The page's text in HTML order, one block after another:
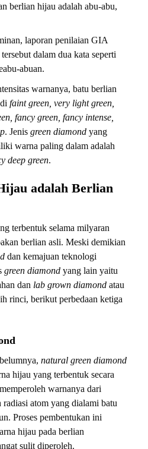
berlian hijau adalah abu-abu,
laporan penilaian GIA
dalam dua kata seperti
abuan.
warnanya, batu berlian
faint green, very light green,
fancy green, fancy intense,
. Jenis green diamond yang
warna paling dalam adalah
deep green.
adalah Berlian
terbentuk selama milyaran
berlian asli. Meski demikian
dan kemajuan teknologi
green diamond yang lain yaitu
dan lab grown diamond atau
rinci, berikut perbedaan ketiga
natural green diamond
hijau yang terbentuk secara
warnanya dari
atom yang dialami batu
Proses pembentukan ini
hijau pada berlian
sulit diperoleh.